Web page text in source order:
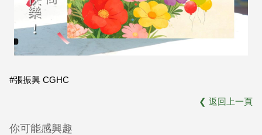
#張振興 CGHC
❮ 返回上一頁
你可能感興趣